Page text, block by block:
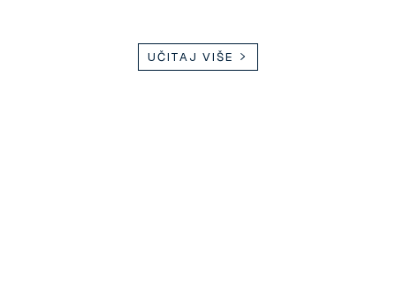
UČITAJ VIŠE